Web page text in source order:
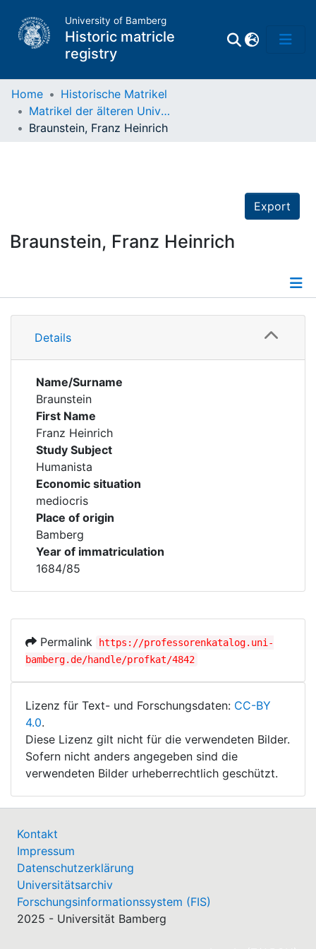
University of Bamberg
Historic matricle
registry
Matrikel
Home
Historische Matrikel
Matrikel der älteren Universität
Braunstein, Franz Heinrich
Export
Braunstein, Franz Heinrich
Details
Details
Name/Surname
Braunstein
First Name
Franz Heinrich
Study Subject
Humanista
Economic situation
mediocris
Place of origin
Bamberg
Year of immatriculation
1684/85
Permalink
https://professorenkatalog.uni-
bamberg.de/handle/profkat/4842
Lizenz für Text- und Forschungsdaten: CC-BY
4.0.
Diese Lizenz gilt nicht für die verwendeten Bilder.
Sofern nicht anders angegeben sind die
verwendeten Bilder urheberrechtlich geschützt.
Kontakt
Impressum
Datenschutzerklärung
Universitätsarchiv
Forschungsinformationssystem (FIS)
2025 - Universität Bamberg